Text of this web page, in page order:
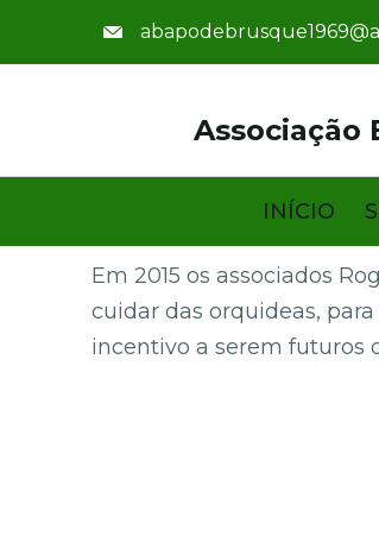
Associação
INÍCIO
Em 2015 os associados
cuidar das orquideas,
incentivo a serem futuros